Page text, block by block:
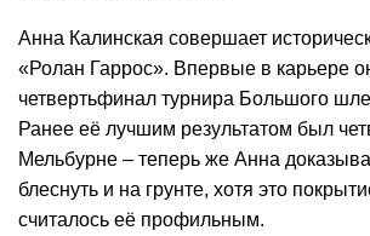
Анна Калинская совершает
«Ролан Гаррос». Впервые в карьере
четвертьфинал турнира Большого
Ранее её лучшим результатом был
Мельбурне – теперь же Анна
блеснуть и на грунте, хотя это
считалось её профильным.